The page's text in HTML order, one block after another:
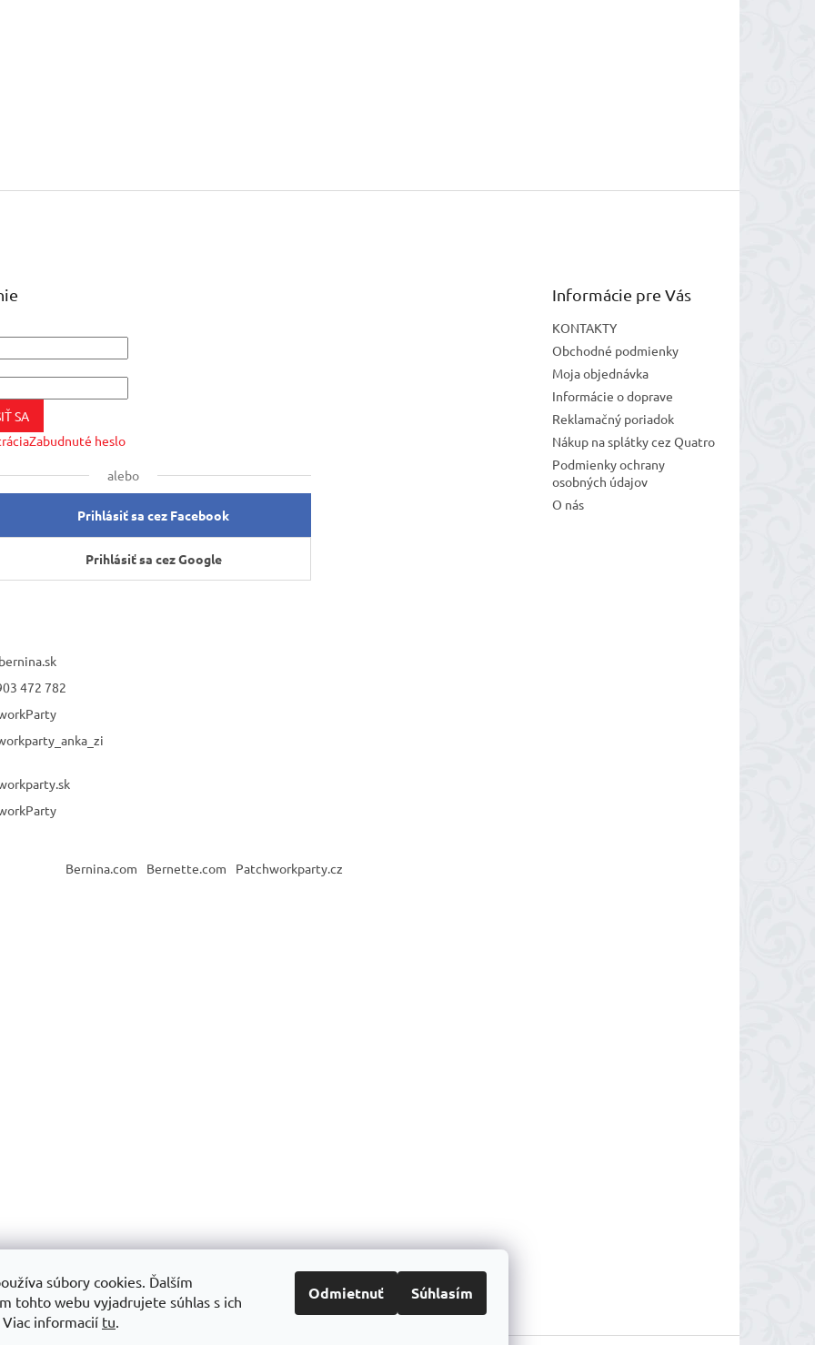
súbory cookies. Ďalším
tohto webu vyjadrujete súhlas s ich
Viac informacií tu.
Odmietnuť Súhlasím
SA
Zabudnuté heslo
alebo
Prihlásiť sa cez Facebook
Prihlásiť sa cez Google
Informácie pre Vás
KONTAKTY
Obchodné podmienky
Moja objednávka
Informácie o doprave
Reklamačný poriadok
Nákup na splátky cez Quatro
Podmienky ochrany
osobných údajov
O nás
bernina.sk
472 782
Bernina.com Bernette.com Patchworkparty.cz